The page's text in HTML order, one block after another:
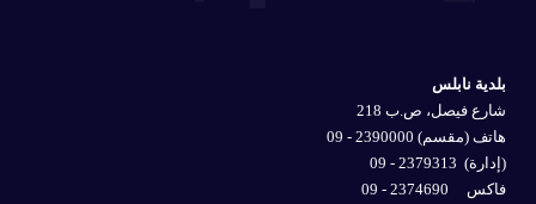
بلدية نابلس
شارع فيصل، ص.ب 218
هاتف (مقسم) 2390000 - 09
(إدارة)
فاكس 2374690 - 09